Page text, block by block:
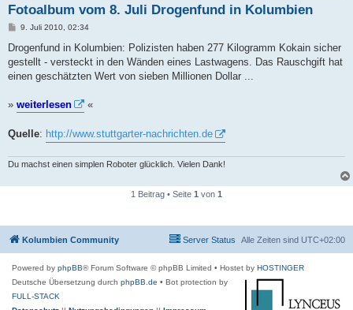
Fotoalbum vom 8. Juli Drogenfund in Kolumbien
B
i
r
a
9. Juli 2010, 02:34
Drogenfund in Kolumbien: Polizisten haben 277 Kilogramm Kokain sicher
gestellt - versteckt in den Wänden eines Lastwagens. Das Rauschgift hat
einen geschätzten Wert von sieben Millionen Dollar ...
» weiterlesen «
Quelle: http://www.stuttgarter-nachrichten.de
Du machst einen simplen Roboter glücklich. Vielen Dank!
1 Beitrag • Seite 1 von 1
Kolumbien Community Alle Zeiten sind UTC+02:00
Server Status
Powered by phpBB® Forum Software © phpBB Limited • Hostet by HOSTINGER
Deutsche Übersetzung durch phpBB.de • Bot protection by
FULL-STACK